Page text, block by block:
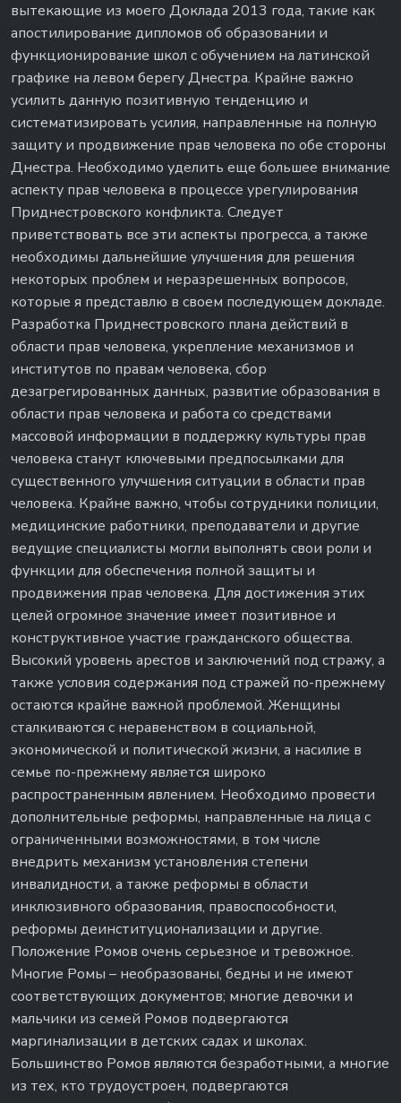
вытекающие из моего Доклада 2013 года, такие как
апостилирование дипломов об образовании и
функционирование школ с обучением на латинской
графике на левом берегу Днестра. Крайне важно
усилить данную позитивную тенденцию и
систематизировать усилия, направленные на полную
защиту и продвижение прав человека по обе стороны
Днестра. Необходимо уделить еще большее внимание
аспекту прав человека в процессе урегулирования
Приднестровского конфликта. Следует
приветствовать все эти аспекты прогресса, а также
необходимы дальнейшие улучшения для решения
некоторых проблем и неразрешенных вопросов,
которые я представлю в своем последующем докладе.
Разработка Приднестровского плана действий в
области прав человека, укрепление механизмов и
институтов по правам человека, сбор
дезагрегированных данных, развитие образования в
области прав человека и работа со средствами
массовой информации в поддержку культуры прав
человека станут ключевыми предпосылками для
существенного улучшения ситуации в области прав
человека. Крайне важно, чтобы сотрудники полиции,
медицинские работники, преподаватели и другие
ведущие специалисты могли выполнять свои роли и
функции для обеспечения полной защиты и
продвижения прав человека. Для достижения этих
целей огромное значение имеет позитивное и
конструктивное участие гражданского общества.
Высокий уровень арестов и заключений под стражу, а
также условия содержания под стражей по-прежнему
остаются крайне важной проблемой. Женщины
сталкиваются с неравенством в социальной,
экономической и политической жизни, а насилие в
семье по-прежнему является широко
распространенным явлением. Необходимо провести
дополнительные реформы, направленные на лица с
ограниченными возможностями, в том числе
внедрить механизм установления степени
инвалидности, а также реформы в области
инклюзивного образования, правоспособности,
реформы деинституционализации и другие.
Положение Ромов очень серьезное и тревожное.
Многие Ромы – необразованы, бедны и не имеют
соответствующих документов; многие девочки и
мальчики из семей Ромов подвергаются
маргинализации в детских садах и школах.
Большинство Ромов являются безработными, а многие
из тех, кто трудоустроен, подвергаются